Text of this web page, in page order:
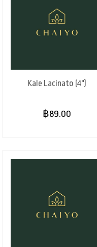
Kale Lacinato (4")
฿89.00